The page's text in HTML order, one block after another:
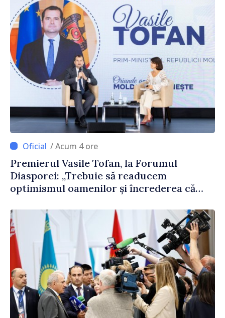
/ Acum 4 ore
Premierul Vasile Tofan, la Forumul
Diasporei: „Trebuie să readucem
optimismul oamenilor și încrederea că
corectă”